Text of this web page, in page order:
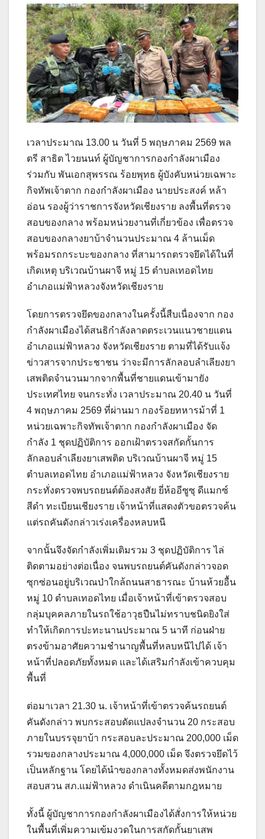
เวลาประมาณ 13.00 น วันที่ 5 พฤษภาคม 2569 พล
ตรี สาธิต ไวยนนท์ ผู้บัญชาการกองกำลังผาเมือง
ร่วมกับ พันเอกสุพรรณ ร้อยพุทธ ผู้บังคับหน่วยเฉพาะ
กิจทัพเจ้าตาก กองกำลังผาเมือง นายประสงค์ หล้า
อ่อน รองผู้ว่าราชการจังหวัดเชียงราย ลงพื้นที่ตรวจ
สอบของกลาง พร้อมหน่วยงานที่เกี่ยวข้อง เพื่อตรวจ
สอบของกลางยาบ้าจำนวนประมาณ 4 ล้านเม็ด
พร้อมรถกระบะของกลาง ที่สามารถตรวจยึดได้ในที่
เกิดเหตุ บริเวณบ้านผาจี หมู่ 15 ตำบลเทอดไทย
อำเภอแม่ฟ้าหลวงจังหวัดเชียงราย
โดยการตรวจยึดของกลางในครั้งนี้สืบเนื่องจาก กอง
กำลังผาเมืองได้สนธิกำลังลาดตระเวนแนวชายแดน
อำเภอแม่ฟ้าหลวง จังหวัดเชียงราย ตามที่ได้รับแจ้ง
ข่าวสารจากประชาชน ว่าจะมีการลักลอบลำเลียงยา
เสพติดจำนวนมากจากพื้นที่ชายแดนเข้ามายัง
ประเทศไทย จนกระทั่ง เวลาประมาณ 20.40 น วันที่
4 พฤษภาคม 2569 ที่ผ่านมา กองร้อยทหารม้าที่ 1
หน่วยเฉพาะกิจทัพเจ้าตาก กองกำลังผาเมือง จัด
กำลัง 1 ชุดปฏิบัติการ ออกเฝ้าตรวจสกัดกั้นการ
ลักลอบลำเลียงยาเสพติด บริเวณบ้านผาจี หมู่ 15
ตำบลเทอดไทย อำเภอแม่ฟ้าหลวง จังหวัดเชียงราย
กระทั่งตรวจพบรถยนต์ต้องสงสัย ยี่ห้ออีซูซุ ดีแมกซ์
สีดำ ทะเบียนเชียงราย เจ้าหน้าที่แสดงตัวขอตรวจค้น
แต่รถคันดังกล่าวเร่งเครื่องหลบหนี
จากนั้นจึงจัดกำลังเพิ่มเติมรวม 3 ชุดปฏิบัติการ ไล่
ติดตามอย่างต่อเนื่อง จนพบรถยนต์คันดังกล่าวจอด
ซุกซ่อนอยู่บริเวณป่าใกล้ถนนสาธารณะ บ้านห้วยอื้น
หมู่ 10 ตำบลเทอดไทย เมื่อเจ้าหน้าที่เข้าตรวจสอบ
กลุ่มบุคคลภายในรถใช้อาวุธปืนไม่ทราบชนิดยิงใส่
ทำให้เกิดการปะทะนานประมาณ 5 นาที ก่อนฝ่าย
ตรงข้ามอาศัยความชำนาญพื้นที่หลบหนีไปได้ เจ้า
หน้าที่ปลอดภัยทั้งหมด และได้เสริมกำลังเข้าควบคุม
พื้นที่
ต่อมาเวลา 21.30 น. เจ้าหน้าที่เข้าตรวจค้นรถยนต์
คันดังกล่าว พบกระสอบดัดแปลงจำนวน 20 กระสอบ
ภายในบรรจุยาบ้า กระสอบละประมาณ 200,000 เม็ด
รวมของกลางประมาณ 4,000,000 เม็ด จึงตรวจยึดไว้
เป็นหลักฐาน โดยได้นำของกลางทั้งหมดส่งพนักงาน
สอบสวน สภ.แม่ฟ้าหลวง ดำเนินคดีตามกฎหมาย
ทั้งนี้ ผู้บัญชาการกองกำลังผาเมืองได้สั่งการให้หน่วย
ในพื้นที่เพิ่มความเข้มงวดในการสกัดกั้นยาเสพ